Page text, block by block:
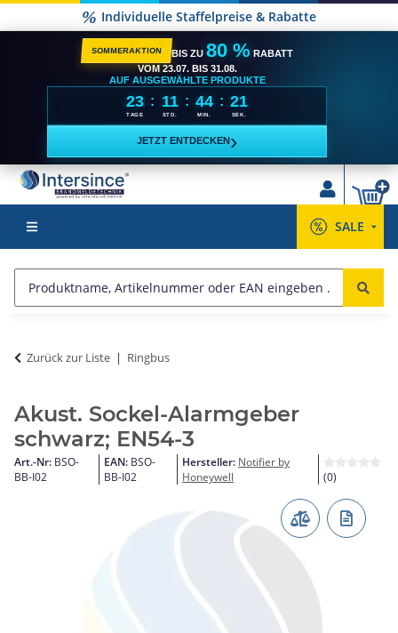
Individuelle Staffelpreise & Rabatte
SOMMERAKTION BIS ZU 80 % RABATT
VOM 23.07. BIS 31.08.
AUF AUSGEWÄHLTE PRODUKTE
23
TAGE
: 11
STD.
: 44
MIN.
: 21
SEK.
JETZT ENTDECKEN ›
SALE
Zurück zur Liste Ringbus
Akust. Sockel-Alarmgeber
schwarz; EN54-3
Art.-Nr: BSO-
BB-I02
EAN: BSO-
BB-I02
Hersteller: Notifier by
Honeywell
(0)